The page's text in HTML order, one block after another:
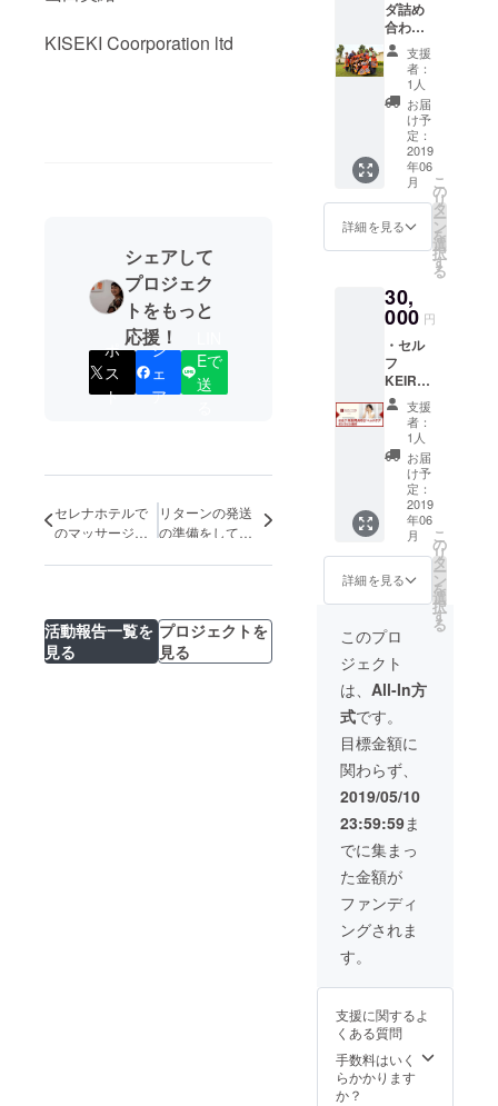
KISEKI Coorporation ltd
シェアして
プロジェク
トをもっと
応援！
ポ
ス
ト
シ
ェ
ア
Eで
送
セレナホテルで
のマッサージ大
リターンの発送
の準備をしてい
活動報告一覧を
見る
プロジェクトを
見る
在籍する。
レストラン
事業のほ
か、地元の
小ビジネス
を支援する
セレクト
ショップ運
のヤード
ファーマー
ズマーケッ
トの開催、
寺子屋の運
営、一時保
育サービ
ス、テイ
ラー、日本
人助産師を
招いて地元
民へのファ
ミリープラ
ンニングと
性教育など
など多岐に
わたる活動
で貢献し人
が集う場と
なってい
る。
エリトリア
共和国観光
親善大使
〔2007年就
任〕、池田
市観光大使
〔2017年就
任〕、高知
県観光特使
〔2015年就
任〕、一般
社団法人コ
グウェイ代
ダ詰め
合わせ
大 ＋
KISEKI
のルワ
ンダ人
英会話
講師と
オンラ
イン英
会話5回
券
支援
者：
1人
お届
け予
定：
2019
年06
月
詳細を見る
こ
の
リ
タ
ー
ン
を
選
択
す
る
30,
000 円
・セル
フ
KEIRA
KUヘッ
ドケア
オンラ
イン教
材 ・セ
ルフ骨
盤矯正
エクサ
サイズ
オンラ
イン教
材 ・あ
なたの
街の日
本ボ
ディー
ケア学
院生の
サロン
で ３０
分間の
KEIRA
KUヘッ
ドケア
（ルワ
ンダで
もお教
えして
いる
ヘッド
のドラ
ジ）を
受ける
事がで
きる権
利 注
釈） あ
支援
者：
1人
お届
け予
定：
2019
年06
月
詳細を見る
こ
の
リ
タ
ー
ン
を
選
択
す
る
このプロ
ジェクト
は、 All-In方
式です。
目標金額に
関わらず、
2019/05/10
23:59:59ま
でに集まっ
た金額が
ファンディ
ングされま
す。
支援に関するよ
くある質問
手数料はいく
らかかります
か？